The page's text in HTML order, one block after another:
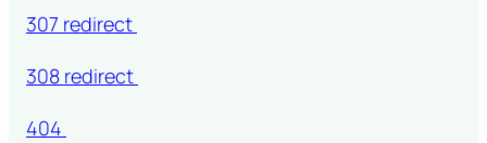
307 redirect
308 redirect
404